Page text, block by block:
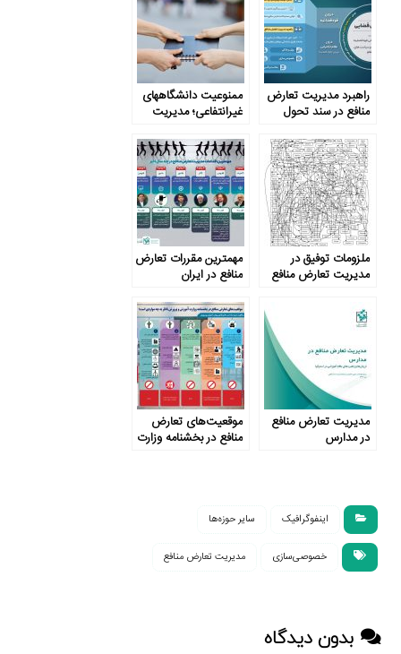
راهبرد مدیریت تعارض
منافع در سند تحول
ممنوعیت دانشگاههای
غیرانتفاعی؛ مدیریت
حذف آن؟
ملزومات توفیق در
مدیریت تعارض منافع
مهم­ترین مقررات تعارض
منافع در ایران
مدیریت تعارض منافع
در مدارس
موقعیت‌های تعارض
منافع در بخشنامه وزارت
اینفوگرافیک سایر حوزه‌ها
خصوصی‌سازی مدیریت تعارض منافع
بدون دیدگاه